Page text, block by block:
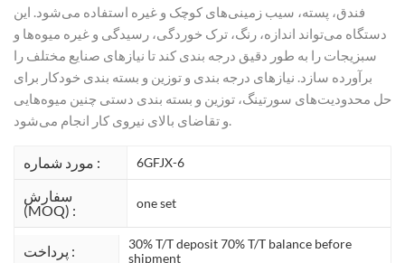
فندق، پسته، سیب زمینی‌های کوچک و غیره استفاده می‌شود. این
دستگاه می‌تواند اندازه، رنگ، ترک خوردگی، رسیدگی و غیره میوه‌ها و
سبزیجات را به طور دقیق درجه بندی کند تا نیازهای صنایع مختلف را
برآورده سازد. نیازهای درجه بندی و توزین و بسته بندی خودکار برای
حل محدودیت‌های سورتینگ، توزین و بسته بندی دستی چنین میوه‌هایی
و تقاضای بالای نیروی کار انجام می‌شود.
مورد شماره : 6GFJX-6
سفارش
(MOQ) :
one set
پرداخت :
30% T/T deposit 70% T/T balance before
shipment